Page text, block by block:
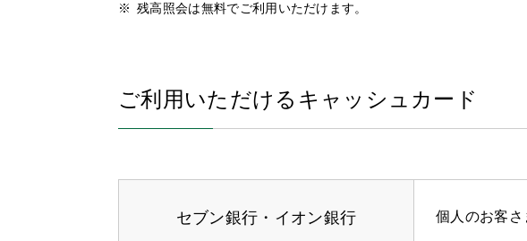
残高照会は無料でご利用いただけます。
ご利用いただけるキャッシュカード
セブン銀行・ イオン銀行 個人のお客さ